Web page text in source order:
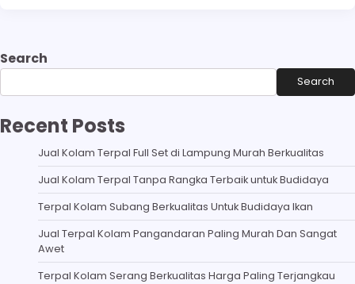
Search
Search
Recent Posts
Jual Kolam Terpal Full Set di Lampung Murah Berkualitas
Jual Kolam Terpal Tanpa Rangka Terbaik untuk Budidaya
Terpal Kolam Subang Berkualitas Untuk Budidaya Ikan
Jual Terpal Kolam Pangandaran Paling Murah Dan Sangat
Awet
Terpal Kolam Serang Berkualitas Harga Paling Terjangkau